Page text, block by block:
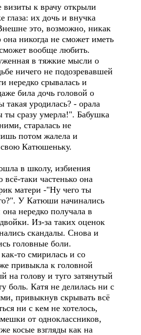
к врачу открыли
глаза: их дочь и внучка
это, возможно, никак
она никогда не сможет иметь
вообще любить.
в тяжкие мысли о
ничего не подозревавшей
нередко срывалась и
била дочь головой о
такая уродилась? - орала
сразу умерла!". Бабушка
старалась не
потом жалела и
Катюшеньку.
в школу, избиения
всё-таки частенько она
матери -"Ну чего ты
У Катюши начинались
нередко получала в
Из-за таких оценок
скандалы. Снова и
головные боли.
то смирилась и со
привыкла к головной
на голову и туго затянутый
боль. Катя не делилась ни с
привыкнув скрывать всё
ни с кем не хотелось,
от одноклассников,
косые взгляды как на